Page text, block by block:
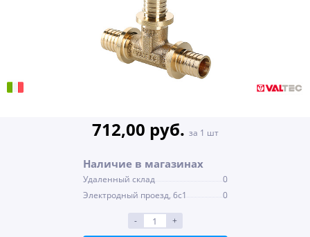
712,00 руб. за 1 шт
Наличие в магазинах
Удаленный склад
0
Электродный проезд, 6с1
0
- +